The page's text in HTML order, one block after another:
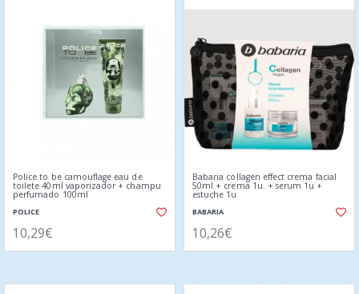
Police to be camouflage eau de
toilete 40ml vaporizador + champu
perfumado 100ml
POLICE
10,29€
Babaria collagen effect crema facial
50ml + crema 1u. + serum 1u +
estuche 1u
BABARIA
10,26€